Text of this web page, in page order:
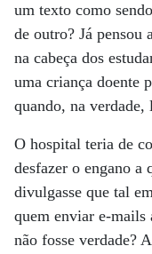
um texto como
de outro? Já pensou
na cabeça dos
uma criança doente
quando, na verdade,
O hospital teria de
desfazer o engano a
divulgasse que tal
quem enviar e-mails
não fosse verdade?